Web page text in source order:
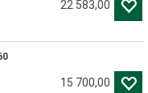
22 583,00
15 700,00